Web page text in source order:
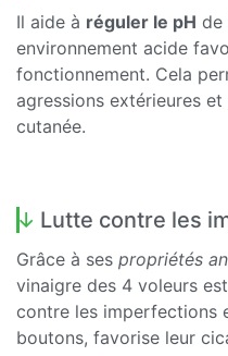
Il aide à réguler le pH de
environnement acide
fonctionnement. Cela
agressions extérieures
cutanée.
Lutte contre les
Grâce à ses propriétés
vinaigre des 4 voleurs
contre les imperfections
boutons, favorise leur